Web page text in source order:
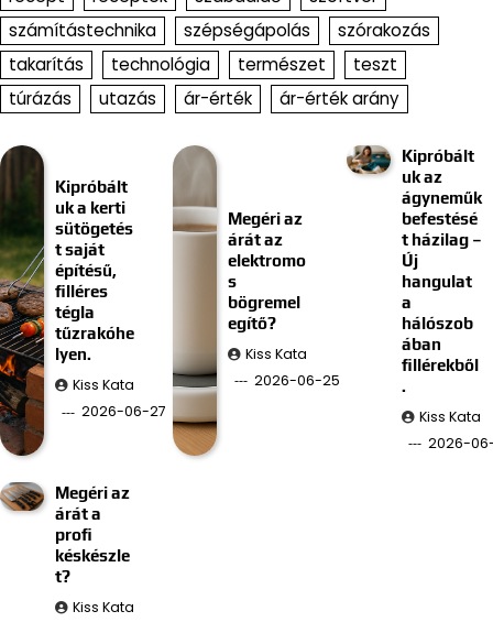
számítástechnika
szépségápolás
szórakozás
takarítás
technológia természet
teszt
túrázás
utazás ár-érték ár-érték arány
Kipróbált
uk a kerti
sütögetés
t saját
építésű,
filléres
tégla
tűzrakóhe
lyen.
Kiss Kata
2026-06-27
Megéri az
árát az
elektromo
s
bögremel
egítő?
Kiss Kata
2026-06-25
Kipróbált
uk az
ágyneműk
befestésé
t házilag –
Új
hangulat
a
hálószob
ában
fillérekből
.
Kiss Kata
2026-
Megéri az
árát a
profi
késkészle
t?
Kiss Kata